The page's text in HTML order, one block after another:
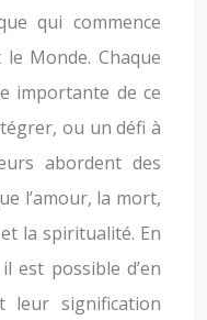
qui commence
le Monde. Chaque
importante de ce
ou un défi à
abordent des
l’amour, la mort,
la spiritualité. En
est possible d’en
leur signification